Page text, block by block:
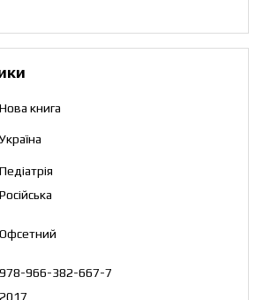
Нова книга
Україна
Педіатрія
Російська
Офсетний
978-966-382-667-7
2017